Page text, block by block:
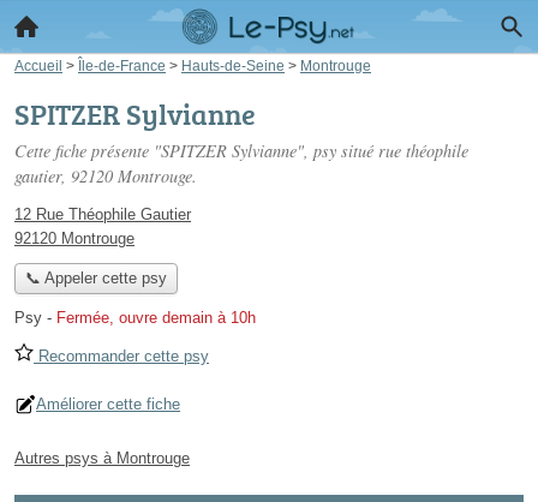
Accueil > Île-de-France > Hauts-de-Seine > Montrouge
SPITZER Sylvianne
Cette fiche présente "SPITZER Sylvianne", psy situé rue théophile
gautier, 92120 Montrouge.
12 Rue Théophile Gautier
92120 Montrouge
📞 Appeler cette psy
Psy - Fermée, ouvre demain à 10h
Recommander cette psy
Améliorer cette fiche
Autres psys à Montrouge